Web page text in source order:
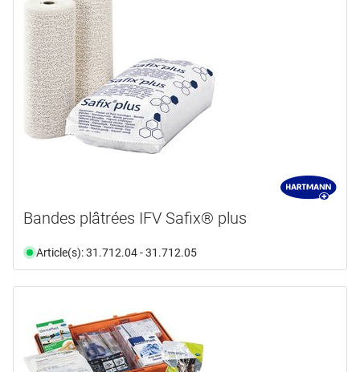
Bandes plâtrées IFV Safix® plus
Article(s): 31.712.04 - 31.712.05